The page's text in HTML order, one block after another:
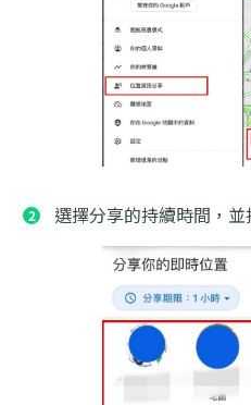
選擇分享的持續時間，